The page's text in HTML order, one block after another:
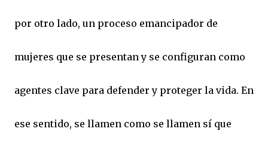
por otro lado, un proceso emancipador de
mujeres que se presentan y se configuran como
agentes clave para defender y proteger la vida. En
ese sentido, se llamen como se llamen sí que